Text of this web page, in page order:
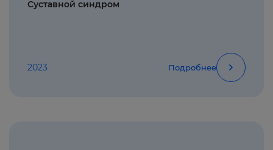
Суставной синдром
2023 Подробнее